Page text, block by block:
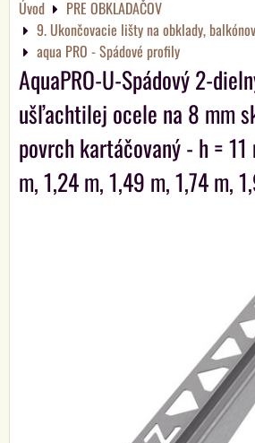
Úvod
PRE OBKLADAČOV
9. Ukončovacie lišty na obklady,
aqua PRO - Spádové profily
AquaPRO-U-Spádový 2-
ušľachtilej ocele na 8 mm
povrch kartáčovaný - h =
m, 1,24 m, 1,49 m, 1,74 m,